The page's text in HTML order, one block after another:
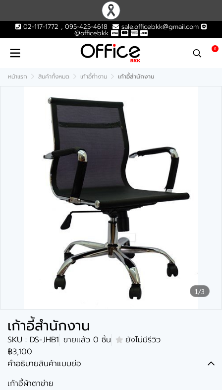
02-117-1772 , 095-425-4618 sale.officebkk@gmail.com
@officebkk
0
หน้าแรก สินค้าทั้งหมด เก้าอี้ทำงาน เก้าอี้สำนักงาน
1/3
เก้าอี้สำนักงาน
SKU : DS-JHB1 ขายแล้ว 0 ชิ้น
ยังไม่มีรีวิว
฿3,100
คำอธิบายสินค้าแบบย่อ
เก้าอี้ผ้าตาข่าย